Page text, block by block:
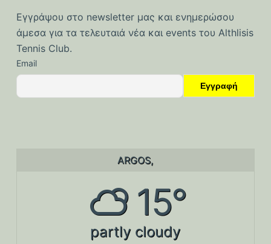
Εγγράψου στο newsletter μας και ενημερώσου
άμεσα για τα τελευταιά νέα και events του Althlisis
Tennis Club.
Email
ARGOS,
15°
partly cloudy